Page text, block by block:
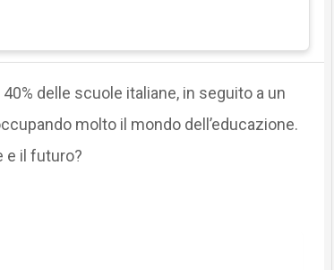
40% delle scuole italiane, in seguito a un
molto il mondo dell’educazione.
e il futuro?